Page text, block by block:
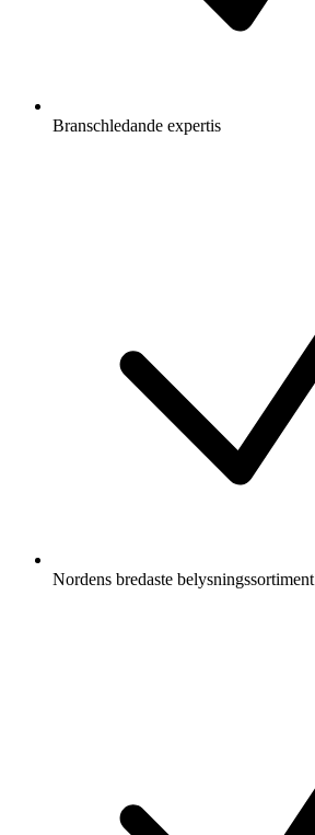
Branschledande expertis
Nordens bredaste belysningssortiment